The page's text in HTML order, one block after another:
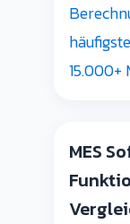
15.000+
MES